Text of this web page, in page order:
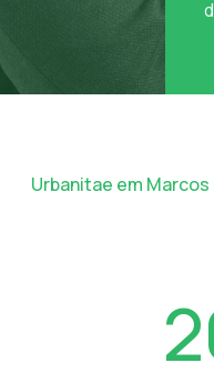
Urbanitae em